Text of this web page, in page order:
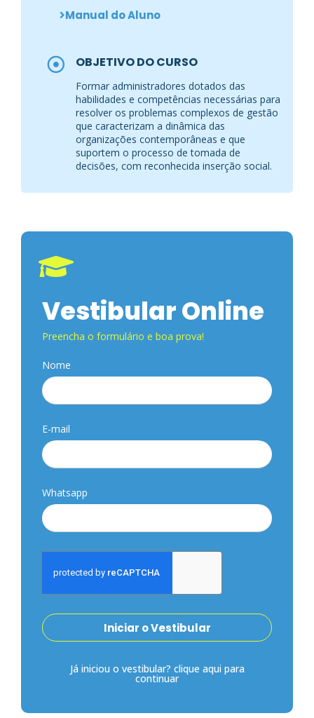
Manual do Aluno
OBJETIVO DO CURSO
Formar administradores dotados das
habilidades e competências necessárias para
resolver os problemas complexos de gestão
que caracterizam a dinâmica das
organizações contemporâneas e que
suportem o processo de tomada de
decisões, com reconhecida inserção social.
Vestibular Online
Preencha o formulário e boa prova!
Nome
E-mail
Whatsapp
Iniciar o Vestibular
Já iniciou o vestibular? clique aqui para
continuar